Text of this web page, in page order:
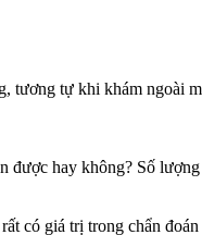
tương tự khi khám ngoài
hay không? Số
có giá trị trong chẩn